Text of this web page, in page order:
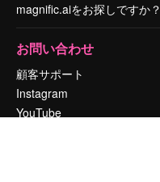
magnific.aiをお探しですか？
お問い合わせ
顧客サポート
Instagram
YouTube